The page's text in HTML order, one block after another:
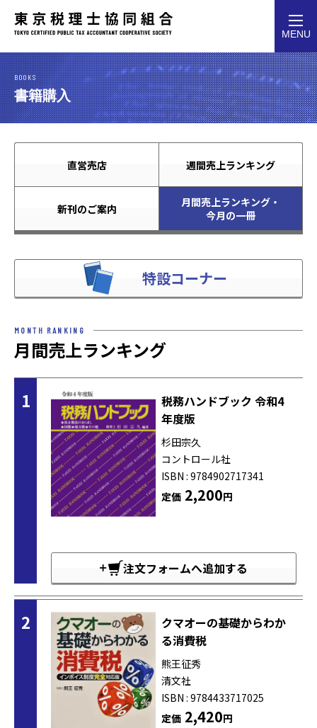
MENU
BOOKS
書籍購入
直営売店 週間売上ランキング
新刊のご案内
月間売上ランキング・
今月の一冊
特設コーナー
MONTH RANKING
月間売上ランキング
1
税務ハンドブック 令和4
年度版
杉田宗久
コントロール社
ISBN : 9784902717341
定価2,200円
注文フォームへ追加する
2
クマオーの基礎からわか
る消費税
熊王征秀
清文社
ISBN : 9784433717025
定価2,420円